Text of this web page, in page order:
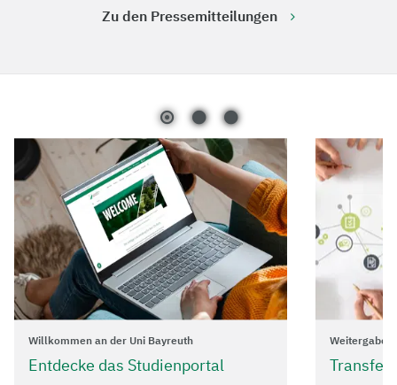
den
Zu den Pressemitteilungen
Willkommen an der Uni Bayreuth
​Entdecke ​das Studienportal
Weitergabe
Transfer